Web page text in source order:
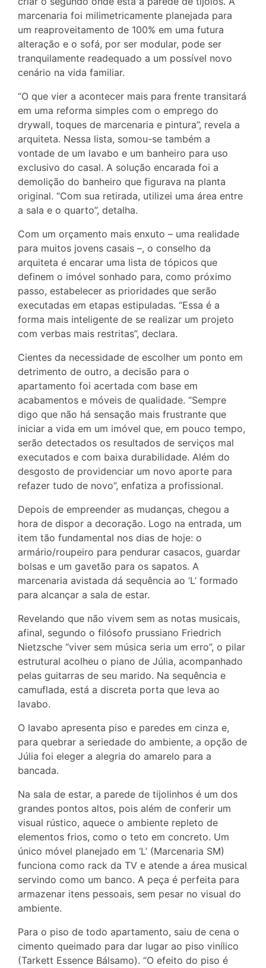
marcenaria foi milimetricamente planejada para
um reaproveitamento de 100% em uma futura
alteração e o sofá, por ser modular, pode ser
tranquilamente readequado a um possível novo
cenário na vida familiar.
“O que vier a acontecer mais para frente transitará
em uma reforma simples com o emprego do
drywall, toques de marcenaria e pintura”, revela a
arquiteta. Nessa lista, somou-se também a
vontade de um lavabo e um banheiro para uso
exclusivo do casal. A solução encarada foi a
demolição do banheiro que figurava na planta
original. “Com sua retirada, utilizei uma área entre
a sala e o quarto”, detalha.
Com um orçamento mais enxuto – uma realidade
para muitos jovens casais –, o conselho da
arquiteta é encarar uma lista de tópicos que
definem o imóvel sonhado para, como próximo
passo, estabelecer as prioridades que serão
executadas em etapas estipuladas. “Essa é a
forma mais inteligente de se realizar um projeto
com verbas mais restritas”, declara.
Cientes da necessidade de escolher um ponto em
detrimento de outro, a decisão para o
apartamento foi acertada com base em
acabamentos e móveis de qualidade. “Sempre
digo que não há sensação mais frustrante que
iniciar a vida em um imóvel que, em pouco tempo,
serão detectados os resultados de serviços mal
executados e com baixa durabilidade. Além do
desgosto de providenciar um novo aporte para
refazer tudo de novo”, enfatiza a profissional.
Depois de empreender as mudanças, chegou a
hora de dispor a decoração. Logo na entrada, um
item tão fundamental nos dias de hoje: o
armário/roupeiro para pendurar casacos, guardar
bolsas e um gavetão para os sapatos. A
marcenaria avistada dá sequência ao ‘L’ formado
para alcançar a sala de estar.
Revelando que não vivem sem as notas musicais,
afinal, segundo o filósofo prussiano Friedrich
Nietzsche “viver sem música seria um erro”, o pilar
estrutural acolheu o piano de Júlia, acompanhado
pelas guitarras de seu marido. Na sequência e
camuflada, está a discreta porta que leva ao
lavabo.
O lavabo apresenta piso e paredes em cinza e,
para quebrar a seriedade do ambiente, a opção de
Júlia foi eleger a alegria do amarelo para a
bancada.
Na sala de estar, a parede de tijolinhos é um dos
grandes pontos altos, pois além de conferir um
visual rústico, aquece o ambiente repleto de
elementos frios, como o teto em concreto. Um
único móvel planejado em ‘L’ (Marcenaria SM)
funciona como rack da TV e atende a área musical
servindo como um banco. A peça é perfeita para
armazenar itens pessoais, sem pesar no visual do
ambiente.
Para o piso de todo apartamento, saiu de cena o
cimento queimado para dar lugar ao piso vinílico
(Tarkett Essence Bálsamo). “O efeito do piso é